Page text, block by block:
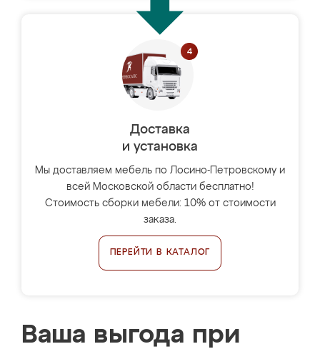
Доставка
и установка
Мы доставляем мебель по Лосино-Петровскому и
всей Московской области бесплатно!
Стоимость сборки мебели: 10% от стоимости
заказа.
ПЕРЕЙТИ В КАТАЛОГ
Ваша выгода при